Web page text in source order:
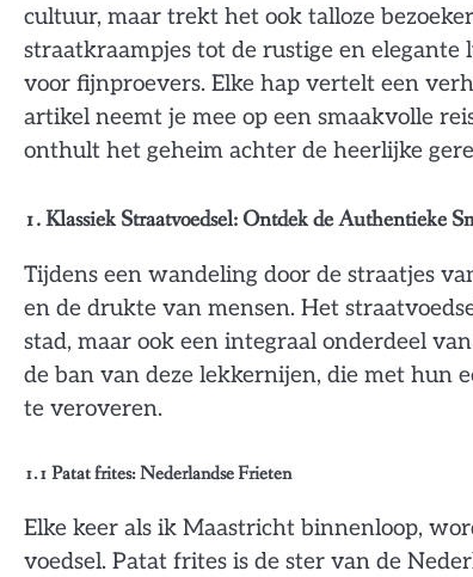
cultuur, maar trekt het ook talloze
straatkraampjes tot de rustige en elegante
voor fijnproevers. Elke hap vertelt een
artikel neemt je mee op een smaakvolle
onthult het geheim achter de heerlijke
1. Klassiek Straatvoedsel: Ontdek de Authentieke
Tijdens een wandeling door de straatjes
en de drukte van mensen. Het
stad, maar ook een integraal onderdeel
de ban van deze lekkernijen, die met hun
te veroveren.
1.1Patat frites: Nederlandse Frieten
Elke keer als ik Maastricht binnenloop,
voedsel. Patat frites is de ster van de